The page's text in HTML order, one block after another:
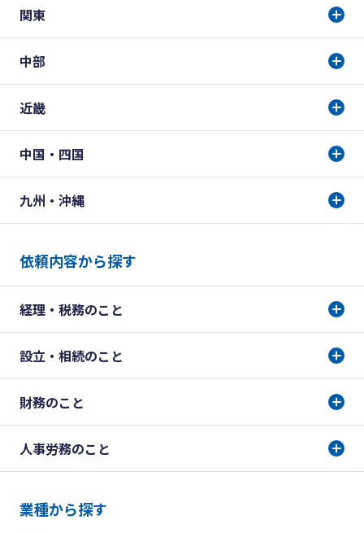
関東
中部
近畿
中国・四国
九州・沖縄
依頼内容から探す
経理・税務のこと
設立・相続のこと
財務のこと
人事労務のこと
業種から探す